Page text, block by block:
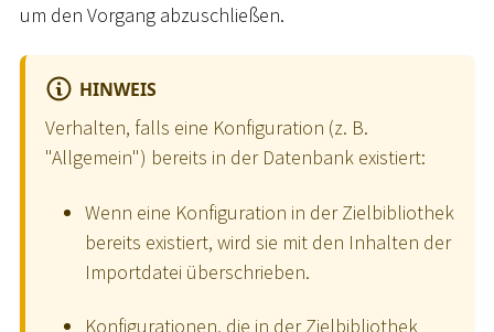
um den Vorgang abzuschließen.
HINWEIS
Verhalten, falls eine Konfiguration (z. B.
"Allgemein") bereits in der Datenbank existiert:
Wenn eine Konfiguration in der Zielbibliothek
bereits existiert, wird sie mit den Inhalten der
Importdatei überschrieben.
Konfigurationen, die in der Zielbibliothek